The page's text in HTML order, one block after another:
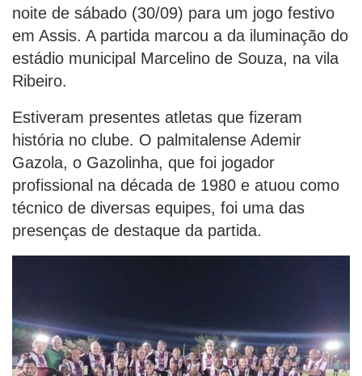
noite de sábado (30/09) para um jogo festivo
em Assis. A partida marcou a da iluminação do
estádio municipal Marcelino de Souza, na vila
Ribeiro.
Estiveram presentes atletas que fizeram
história no clube. O palmitalense Ademir
Gazola, o Gazolinha, que foi jogador
profissional na década de 1980 e atuou como
técnico de diversas equipes, foi uma das
presenças de destaque da partida.